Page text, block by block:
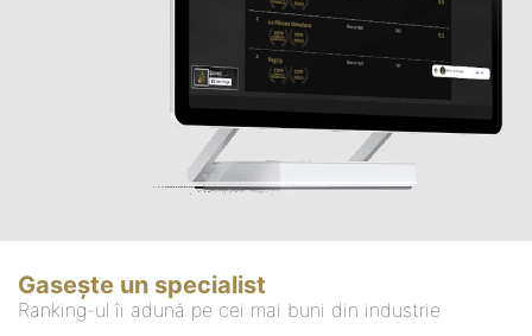
Gasește un specialist
Ranking-ul îi adună pe cei mai buni din industrie